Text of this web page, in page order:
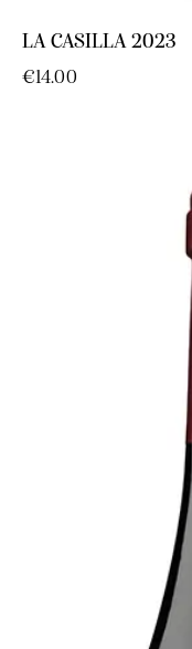
LA CASILLA 2023
€14.00